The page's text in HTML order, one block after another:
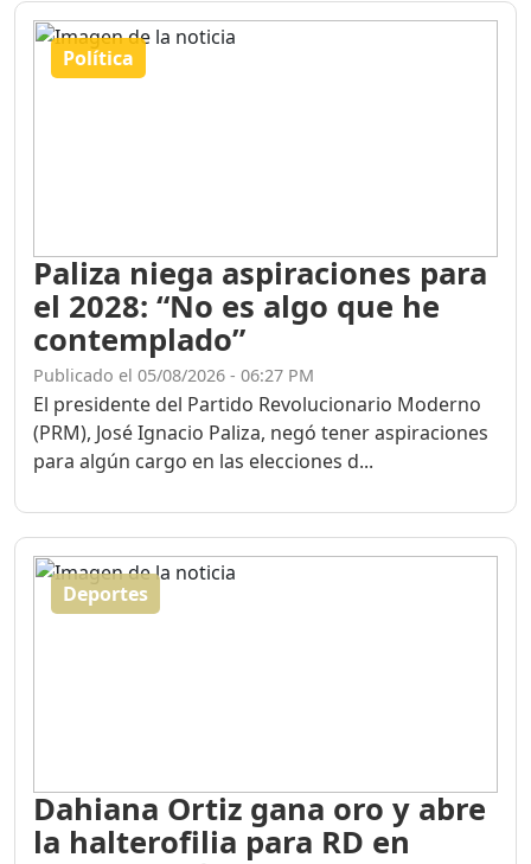
Política
Paliza niega aspiraciones para
el 2028: “No es algo que he
contemplado”
Publicado el 05/08/2026 - 06:27 PM
El presidente del Partido Revolucionario Moderno
(PRM), José Ignacio Paliza, negó tener aspiraciones
para algún cargo en las elecciones d...
Deportes
Dahiana Ortiz gana oro y abre
la halterofilia para RD en